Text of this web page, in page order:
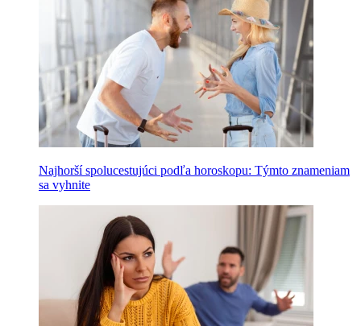
Najhorší spolucestujúci podľa horoskopu: Týmto znameniam
sa vyhnite